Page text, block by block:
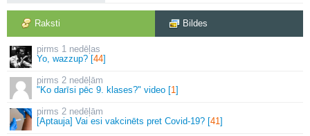
Raksti Bildes
1 nedēļas
Yo, wazzup? [44]
2 nedēļām
"Ko darīsi pēc 9. klases?" video [1]
2 nedēļām
[Aptauja] Vai esi vakcinēts pret Covid-19? [41]